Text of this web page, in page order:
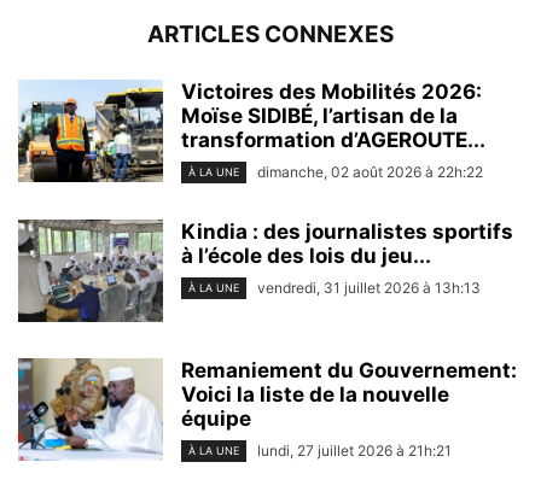
ARTICLES CONNEXES
Victoires des Mobilités 2026:
Moïse SIDIBÉ, l’artisan de la
transformation d’AGEROUTE...
À LA UNE dimanche, 02 août 2026 à 22h:22
Kindia : des journalistes sportifs
à l’école des lois du jeu...
À LA UNE vendredi, 31 juillet 2026 à 13h:13
Remaniement du Gouvernement:
Voici la liste de la nouvelle
équipe
À LA UNE lundi, 27 juillet 2026 à 21h:21